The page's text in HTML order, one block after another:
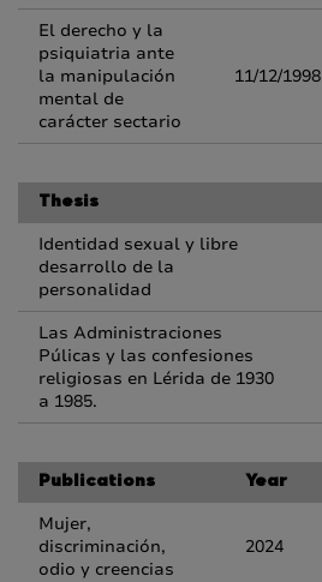
El derecho y la
psiquiatria ante
la manipulación
mental de
carácter sectario
11/12/1998
Thesis
Identidad sexual y libre
desarrollo de la
personalidad
Las Administraciones
Púlicas y las confesiones
religiosas en Lérida de 1930
a 1985.
Publications Year
Mujer,
discriminación,
odio y creencias
2024